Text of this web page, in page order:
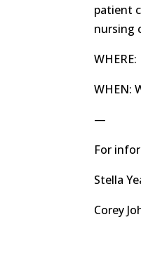
patient
nursing
WHEN:
—
For
Stella
Corey